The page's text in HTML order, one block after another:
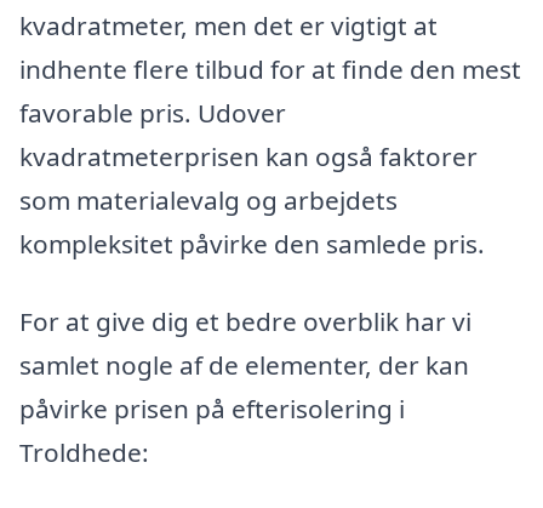
kvadratmeter, men det er vigtigt at
indhente flere tilbud for at finde den mest
favorable pris. Udover
kvadratmeterprisen kan også faktorer
som materialevalg og arbejdets
kompleksitet påvirke den samlede pris.
For at give dig et bedre overblik har vi
samlet nogle af de elementer, der kan
påvirke prisen på efterisolering i
Troldhede: